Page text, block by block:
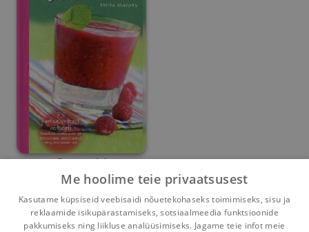
Smuutid
Stella Murphy
Umbes 8 kuudtagasi
Me hoolime teie privaatsusest
Kasutame küpsiseid veebisaidi nõuetekohaseks toimimiseks, sisu ja
reklaamide isikupärastamiseks, sotsiaalmeedia funktsioonide
pakkumiseks ning liikluse analüüsimiseks. Jagame teie infot meie